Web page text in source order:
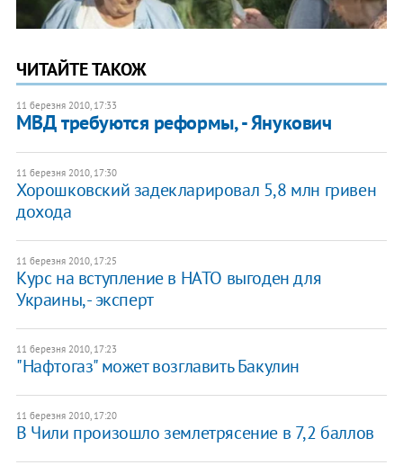
ЧИТАЙТЕ ТАКОЖ
11 березня 2010, 17:33
МВД требуются реформы, - Янукович
11 березня 2010, 17:30
Хорошковский задекларировал 5,8 млн гривен
дохода
11 березня 2010, 17:25
Курс на вступление в НАТО выгоден для
Украины, - эксперт
11 березня 2010, 17:23
"Нафтогаз" может возглавить Бакулин
11 березня 2010, 17:20
В Чили произошло землетрясение в 7,2 баллов